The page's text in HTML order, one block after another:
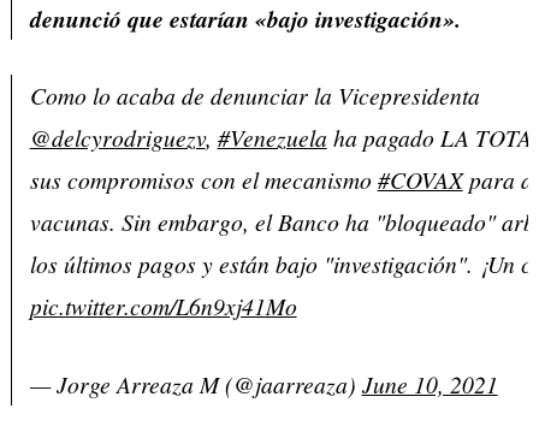
denunció que estarían «bajo investigación».
Como lo acaba de denunciar la Vicepresidenta
@delcyrodriguezv, #Venezuela ha pagado LA
sus compromisos con el mecanismo #COVAXpara
vacunas. Sin embargo, el Banco ha "bloqueado"
los últimos pagos y están bajo "investigación". ¡Un
pic.twitter.com/L6n9xj41Mo
— Jorge Arreaza M (@jaarreaza) June 10, 2021